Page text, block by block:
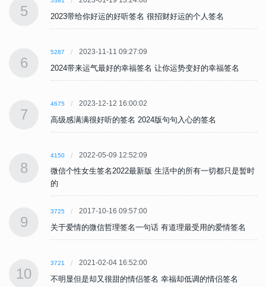
5 2023带给你好运的好听签名 很招财好运的个人签名
6
5287 2023-11-11 09:27:09
2024带来运气最好的幸福签名 让你运势变好的幸福签名
7
4675 2023-12-12 16:00:02
高级感满满很好听的签名 2024版句句入心的签名
8
4150 2022-05-09 12:52:09
微信个性女生签名2022最新版 生活中的所有一切都只是暂时
的
9
3725 2017-10-16 09:57:00
关于爱情的微信哲理签名一句话 有道理最受用的爱情签名
10
3721 2021-02-04 16:52:00
不明显但是却又很甜的情侣签名 幸福却低调的情侣签名